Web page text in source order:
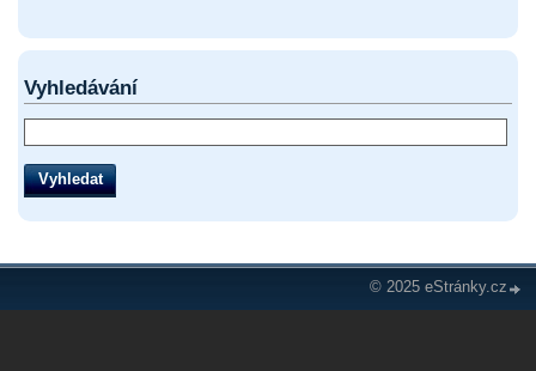
Vyhledávání
© 2025 eStránky.cz